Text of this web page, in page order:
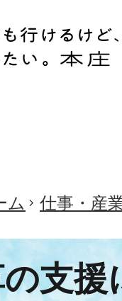
ム 仕事・産
支援